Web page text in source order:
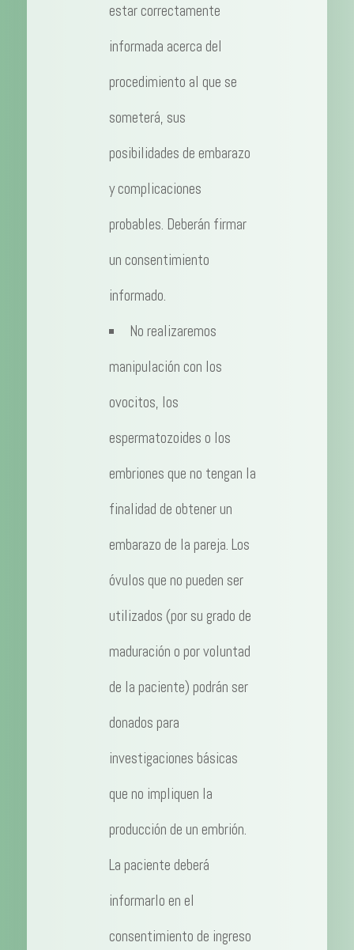
estar correctamente
informada acerca del
procedimiento al que se
someterá, sus
posibilidades de embarazo
y complicaciones
probables. Deberán firmar
un consentimiento
informado.
No realizaremos
manipulación con los
ovocitos, los
espermatozoides o los
embriones que no tengan la
finalidad de obtener un
embarazo de la pareja. Los
óvulos que no pueden ser
utilizados (por su grado de
maduración o por voluntad
de la paciente) podrán ser
donados para
investigaciones básicas
que no impliquen la
producción de un embrión.
La paciente deberá
informarlo en el
consentimiento de ingreso